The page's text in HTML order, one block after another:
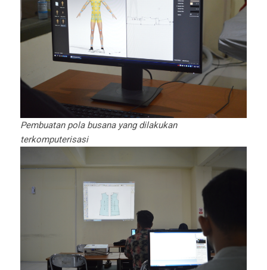
Pembuatan pola busana yang dilakukan
terkomputerisasi